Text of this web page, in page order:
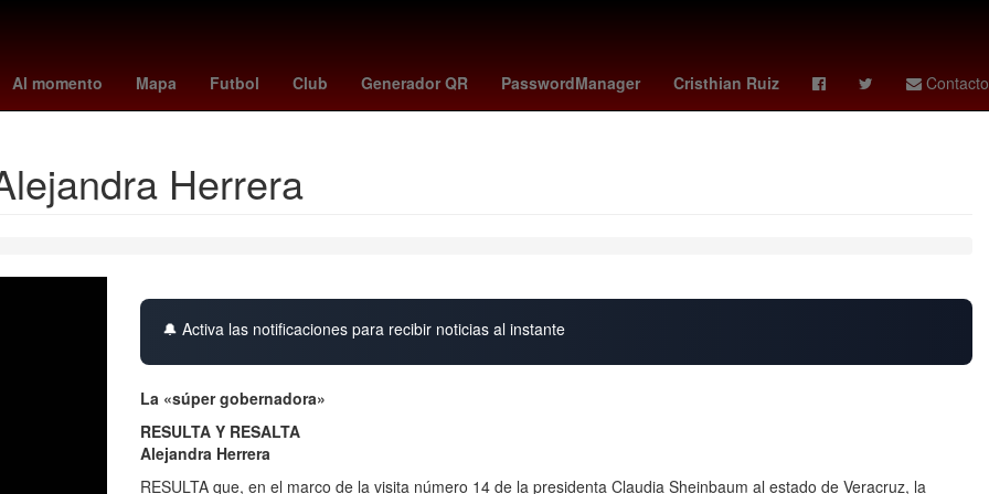
Al momento Mapa Futbol Club Generador QR PasswordManager Cristhian Ruiz Contacto
mineiro Quino hora Manchester United lluvia de estrellas hoy GTA VI Spider-Man Neymar Seth Rollins
Herrera
🔔 Activa las notificaciones para recibir noticias al instante
La «súper gobernadora»
RESULTA Y RESALTA
Alejandra Herrera
RESULTA que, en el marco de la visita número 14 de la presidenta Claudia Sheinbaum al estado de Veracruz, la